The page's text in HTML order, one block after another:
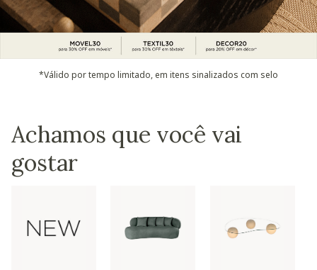
*Válido por tempo limitado, em itens sinalizados com selo
Achamos que você vai
gostar